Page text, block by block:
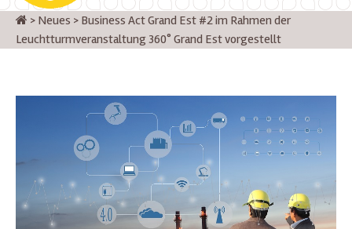
> Neues > Business Act Grand Est #2 im Rahmen der
Leuchtturmveranstaltung 360° Grand Est vorgestellt